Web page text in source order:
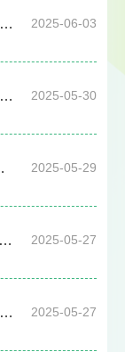
2025-06-03
2025-05-30
2025-05-29
2025-05-27
2025-05-27